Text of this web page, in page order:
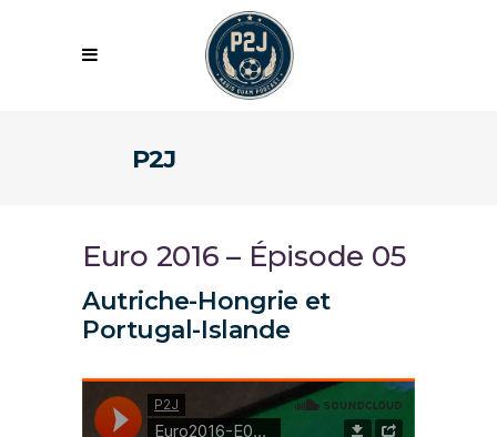
P2J
Euro 2016 – Épisode 05
Autriche-Hongrie et
Portugal-Islande